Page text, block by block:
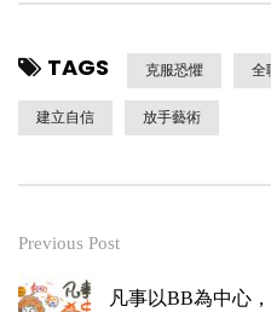
TAGS 克服恐懼 全
建立自信 放手藝術
Previous Post
凡事以BB為中心